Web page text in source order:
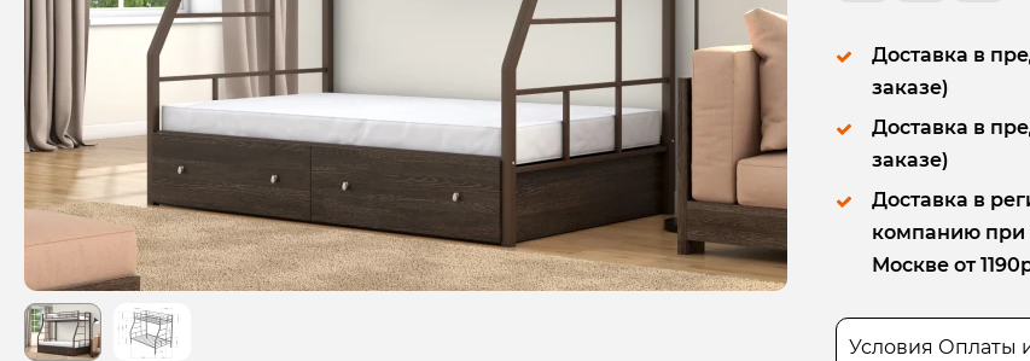
Доставка в
заказе)
Доставка в
заказе)
Доставка в
компанию при
Москве от
Условия Оплаты